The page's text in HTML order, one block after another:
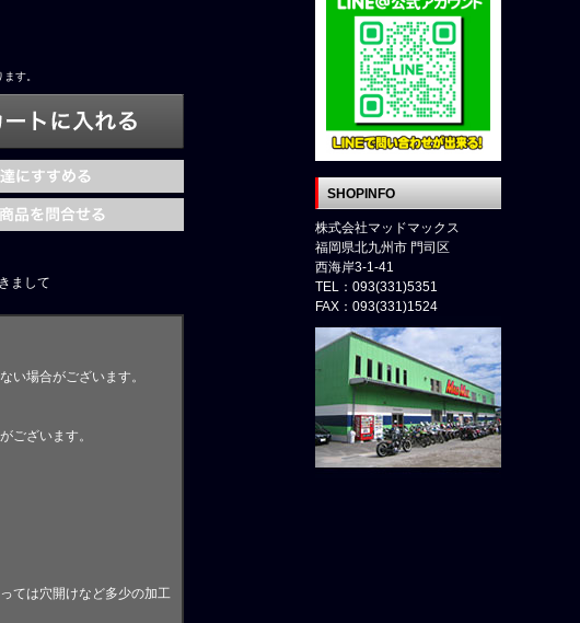
す。
まして
い場合がございます。
ございます。
ては穴開けなど多少の加工
SHOPINFO
株式会社マッドマックス
福岡県北九州市 門司区
西海岸3-1-41
TEL：093(331)5351
FAX：093(331)1524